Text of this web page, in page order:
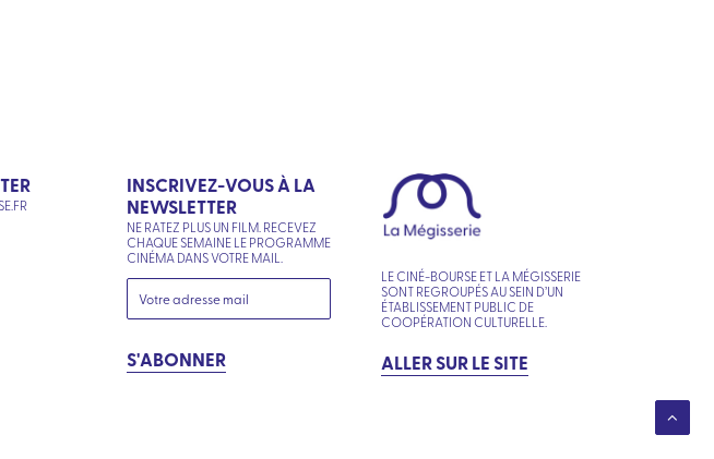
INSCRIVEZ-VOUS À LA
NEWSLETTER
NE RATEZ PLUS UN FILM. RECEVEZ
CHAQUE SEMAINE LE PROGRAMME
CINÉMA DANS VOTRE MAIL.
S'ABONNER
LE CINÉ-BOURSE ET LA MÉGISSERIE
SONT REGROUPÉS AU SEIN D’UN
ÉTABLISSEMENT PUBLIC DE
COOPÉRATION CULTURELLE.
ALLER SUR LE SITE